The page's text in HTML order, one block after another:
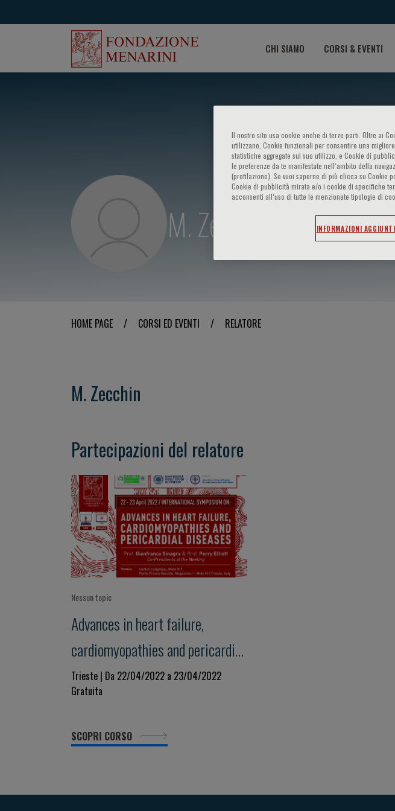
CHI SIAMO CORSI & EVENTI
M. Zecchin
HOME PAGE / CORSI ED EVENTI / RELATORE
M. Zecchin
Partecipazioni del relatore
Nessun topic
Advances in heart failure,
cardiomyopathies and pericardial
diseases
Trieste | Da 22/04/2022 a 23/04/2022
Gratuita
SCOPRI CORSO
Il nostro sito usa cookie anche di terze parti. Oltre ai
utilizzano, Cookie funzionali per consentire una
statistiche aggregate sul suo utilizzo, e Cookie di
le preferenze da te manifestate nell‘ambito della
(profilazione). Se vuoi saperne di più clicca su Cookie
Cookie di pubblicità mirata e/o i cookie di specifiche
acconsenti all’uso di tutte le menzionate tipologie di
INFORMAZIONI